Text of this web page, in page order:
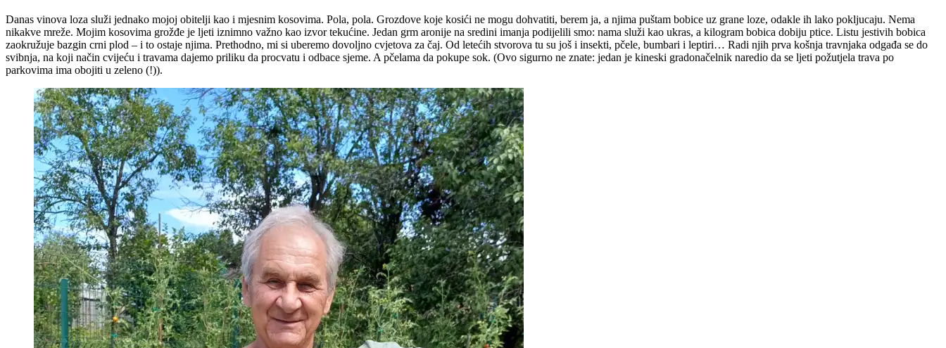
Danas vinova loza služi jednako mojoj obitelji kao i mjesnim kosovima. Pola, pola. Grozdove koje kosići ne mogu dohvatiti, berem ja, a njima puštam bobice uz grane loze, odakle ih lako pokljucaju. Nema
nikakve mreže. Mojim kosovima grožđe je ljeti iznimno važno kao izvor tekućine. Jedan grm aronije na sredini imanja podijelili smo: nama služi kao ukras, a kilogram bobica dobiju ptice. Listu jestivih bobica
zaokružuje bazgin crni plod – i to ostaje njima. Prethodno, mi si uberemo dovoljno cvjetova za čaj. Od letećih stvorova tu su još i insekti, pčele, bumbari i leptiri… Radi njih prva košnja travnjaka odgađa se do
svibnja, na koji način cvijeću i travama dajemo priliku da procvatu i odbace sjeme. A pčelama da pokupe sok. (Ovo sigurno ne znate: jedan je kineski gradonačelnik naredio da se ljeti požutjela trava po
parkovima ima obojiti u zeleno (!)).